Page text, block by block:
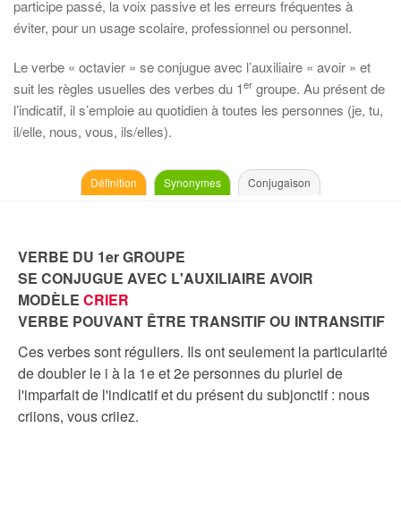
participe passé, la voix passive et les erreurs fréquentes à
éviter, pour un usage scolaire, professionnel ou personnel.
Le verbe « octavier » se conjugue avec l’auxiliaire « avoir » et
suit les règles usuelles des verbes du 1er groupe. Au présent de
l’indicatif, il s’emploie au quotidien à toutes les personnes (je, tu,
il/elle, nous, vous, ils/elles).
Définition Synonymes Conjugaison
VERBE DU 1er GROUPE
SE CONJUGUE AVEC L'AUXILIAIRE AVOIR
MODÈLE CRIER
VERBE POUVANT ÊTRE TRANSITIF OU INTRANSITIF
Ces verbes sont réguliers. Ils ont seulement la particularité
de doubler le i à la 1e et 2e personnes du pluriel de
l'imparfait de l'indicatif et du présent du subjonctif : nous
criions, vous criiez.